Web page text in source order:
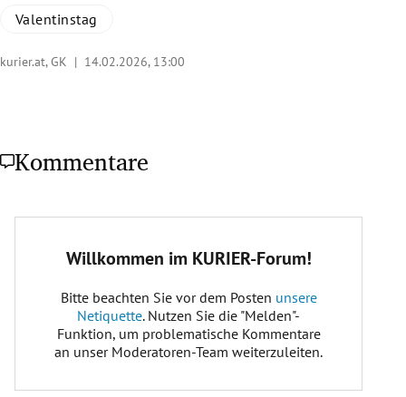
Valentinstag
kurier.at, GK | 14.02.2026, 13:00
Kommentare